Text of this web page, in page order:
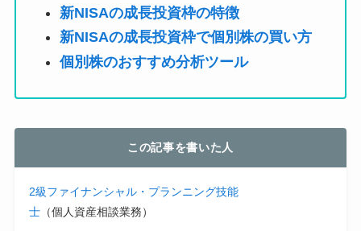
新NISAの成長投資枠の特徴
新NISAの成長投資枠で個別株の買い方
個別株のおすすめ分析ツール
この記事を書いた人
2級ファイナンシャル・プランニング技能
士（個人資産相談業務）